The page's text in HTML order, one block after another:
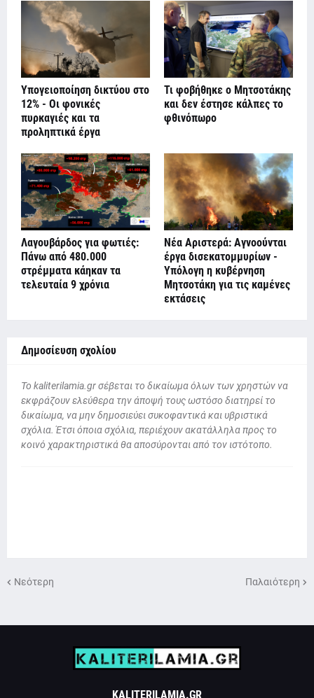
Υπογειοποίηση δικτύου στο
12% - Οι φονικές
πυρκαγιές και τα
προληπτικά έργα
Τι φοβήθηκε ο Μητσοτάκης
και δεν έστησε κάλπες το
φθινόπωρο
Λαγουβάρδος για φωτιές:
Πάνω από 480.000
στρέμματα κάηκαν τα
τελευταία 9 χρόνια
Νέα Αριστερά: Αγνοούνται
έργα δισεκατομμυρίων -
Υπόλογη η κυβέρνηση
Μητσοτάκη για τις καμένες
εκτάσεις
Δημοσίευση σχολίου
To kaliterilamia.gr σέβεται το δικαίωμα όλων των χρηστών να
εκφράζουν ελεύθερα την άποψή τους ωστόσο διατηρεί το
δικαίωμα, να μην δημοσιεύει συκοφαντικά και υβριστικά
σχόλια. Έτσι όποια σχόλια, περιέχουν ακατάλληλα προς το
κοινό χαρακτηριστικά θα αποσύρονται από τον ιστότοπο.
Νεότερη Παλαιότερη
KALITERILAMIA.GR